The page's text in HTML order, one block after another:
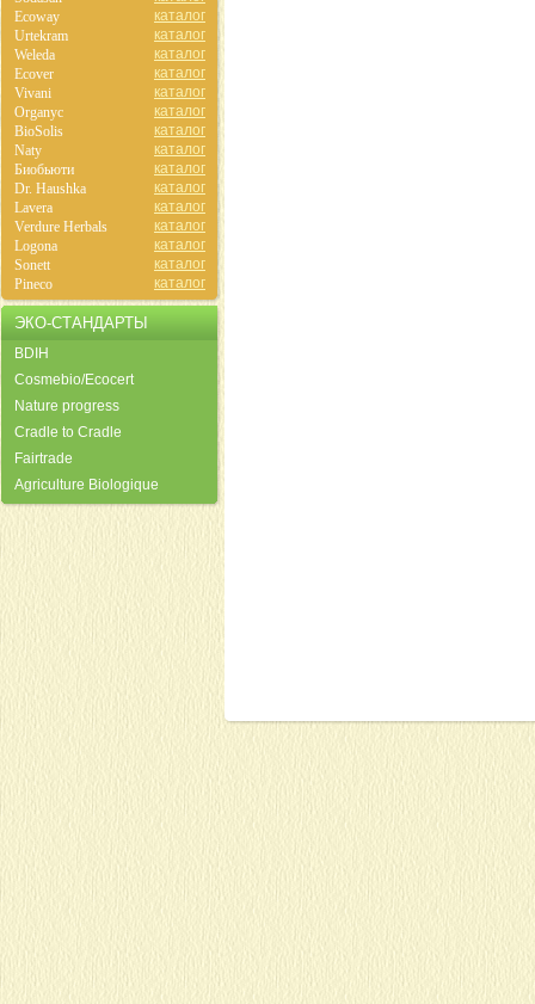
Ecoway
каталог
Urtekram
каталог
Weleda
каталог
Ecover
каталог
Vivani
каталог
Organyc
каталог
BioSolis
каталог
Naty
каталог
Биобьюти
каталог
Dr. Haushka
каталог
Lavera
каталог
Verdure Herbals
каталог
Logona
каталог
Sonett
каталог
Pineco
каталог
ЭКО-СТАНДАРТЫ
BDIH
Cosmebio/Ecocert
Nature progress
Cradle to Cradle
Fairtrade
Agriculture Biologique